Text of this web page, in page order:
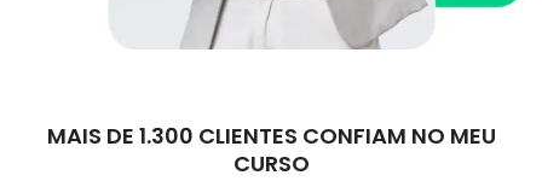
MAIS DE 1.300 CLIENTES CONFIAM NO MEU
CURSO